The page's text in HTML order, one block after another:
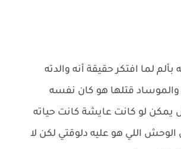
لما افتكر حقيقة أنه والدته
قتلها هو كان نفسه
لو كانت عايشة كانت حياته
اللي هو عليه دلوقتي لكن لا